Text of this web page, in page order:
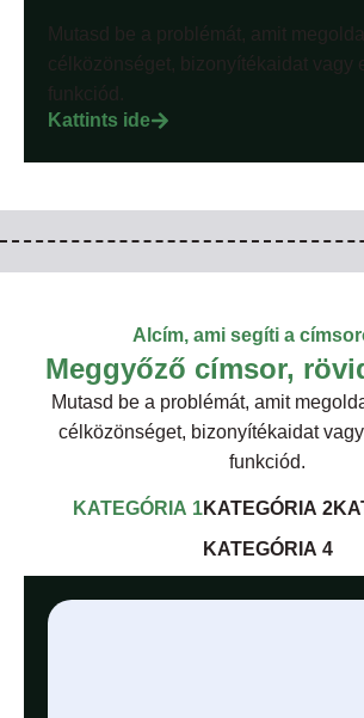
Mutasd be a problémát, amit
célközönséget, bizonyítékaidat vagy
funkciód.
Kattints ide
Alcím, ami segíti a
Meggyőző címsor,
Mutasd be a problémát, amit
célközönséget, bizonyítékaidat
funkciód.
KATEGÓRIA 1KATEGÓRIA 2
KATEGÓRIA 4